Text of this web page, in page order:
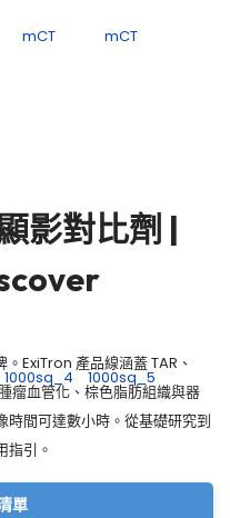
影對比劑 |
ExiTron 產品線涵蓋 TAR、
瘤血管化、棕色脂肪組織與器
時間可達數小時。從基礎研究到
指引。
單